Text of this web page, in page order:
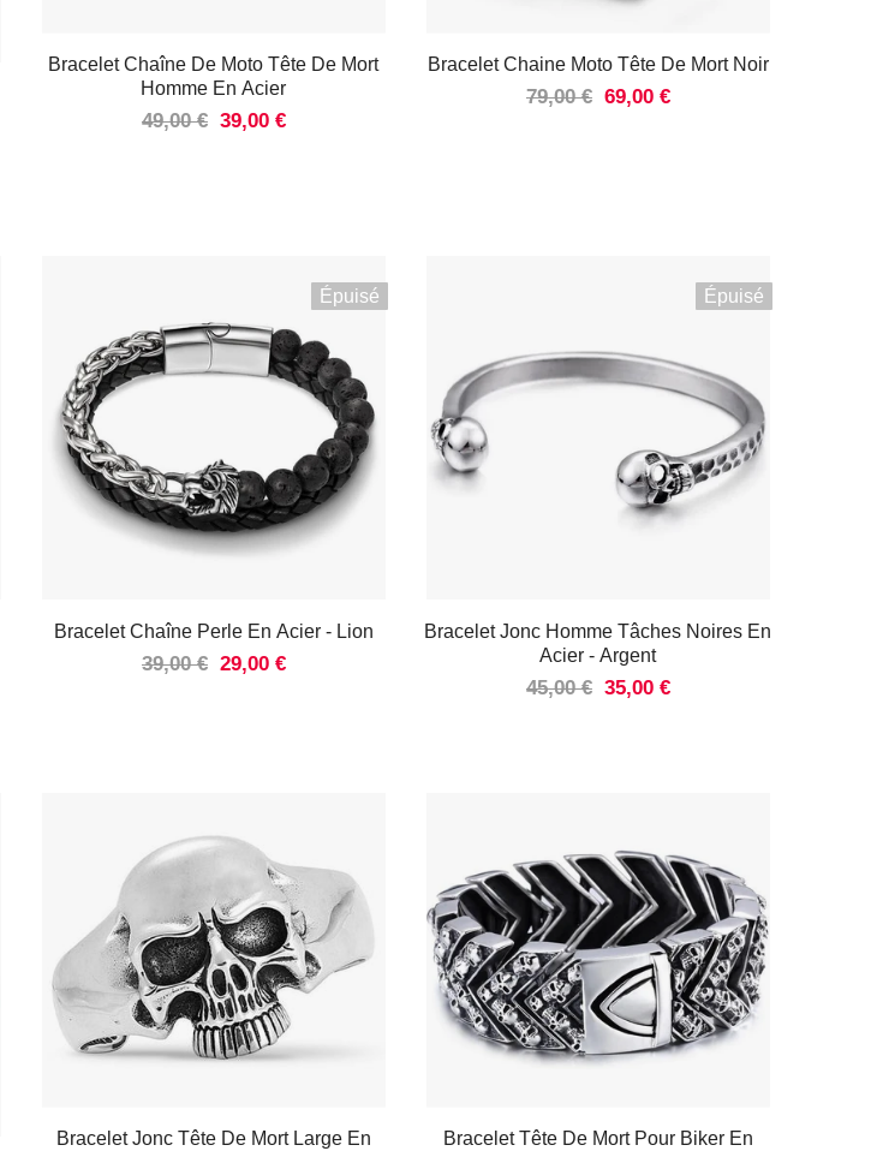
Bracelet Chaîne De Moto Tête De Mort
Homme En Acier
49,00 € 39,00 €
Bracelet Chaine Moto Tête De Mort Noir
79,00 € 69,00 €
Épuisé
Bracelet Chaîne Perle En Acier - Lion
39,00 € 29,00 €
Épuisé
Bracelet Jonc Homme Tâches Noires En
Acier- Argent
45,00 € 35,00 €
Bracelet Jonc Tête De Mort Large En
Bracelet Tête De Mort Pour Biker En